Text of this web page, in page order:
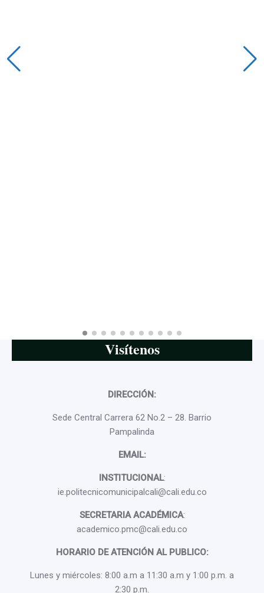
Visítenos
DIRECCIÓN:
Sede Central Carrera 62 No.2 – 28. Barrio
Pampalinda
EMAIL:
INSTITUCIONAL:
ie.politecnicomunicipalcali@cali.edu.co
SECRETARIA ACADÉMICA:
academico.pmc@cali.edu.co
HORARIO DE ATENCIÓN AL PUBLICO:
Lunes y miércoles: 8:00 a.m a 11:30 a.m y 1:00 p.m. a
2:30 p.m.